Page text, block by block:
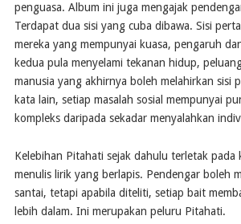
penguasa. Album ini juga mengajak
Terdapat dua sisi yang cuba dibawa. Sisi
mereka yang mempunyai kuasa, pengaruh
kedua pula menyelami tekanan hidup,
manusia yang akhirnya boleh melahirkan sisi
kata lain, setiap masalah sosial mempunyai
kompleks daripada sekadar menyalahkan
Kelebihan Pitahati sejak dahulu terletak pada
menulis lirik yang berlapis. Pendengar boleh
santai, tetapi apabila diteliti, setiap bait
lebih dalam. Ini merupakan peluru Pitahati.